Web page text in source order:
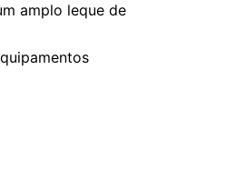
amplo leque de